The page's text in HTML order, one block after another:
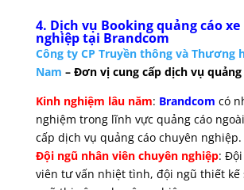
4. Dịch vụ Booking quảng cáo
nghiệp tại Brandcom
Công ty CP Truyền thông và Thương
Nam – Đơn vị cung cấp dịch vụ
Kinh nghiệm lâu năm: Brandcom có
nghiệm trong lĩnh vực quảng cáo
cấp dịch vụ quảng cáo chuyên nghiệp.
Đội ngũ nhân viên chuyên nghiệp:
viên tư vấn nhiệt tình, đội ngũ thiết kế